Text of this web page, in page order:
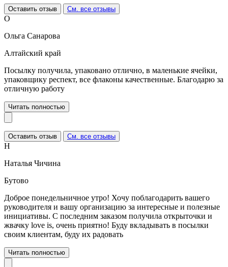
Оставить отзыв См. все отзывы
О
Ольга Санарова
Алтайский край
Посылку получила, упаковано отлично, в маленькие ячейки,
упаковщику респект, все флаконы качественные. Благодарю за
отличную работу
Читать полностью
Оставить отзыв См. все отзывы
Н
Наталья Чичина
Бутово
Доброе понедельничное утро! Хочу поблагодарить вашего
руководителя и вашу организацию за интересные и полезные
инициативы. С последним заказом получила открыточки и
жвачку love is, очень приятно! Буду вкладывать в посылки
своим клиентам, буду их радовать
Читать полностью